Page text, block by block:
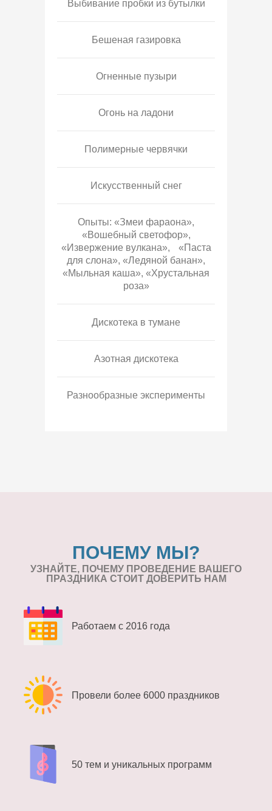
Выбивание пробки из бутылки
Бешеная газировка
Огненные пузыри
Огонь на ладони
Полимерные червячки
Искусственный снег
Опыты: «Змеи фараона»,
«Вошебный светофор»,
«Извержение вулкана», «Паста
для слона», «Ледяной банан»,
«Мыльная каша», «Хрустальная
роза»
Дискотека в тумане
Азотная дискотека
Разнообразные эксперименты
ПОЧЕМУ МЫ?
УЗНАЙТЕ, ПОЧЕМУ ПРОВЕДЕНИЕ ВАШЕГО
ПРАЗДНИКА СТОИТ ДОВЕРИТЬ НАМ
Работаем с 2016 года
Провели более 6000 праздников
50 тем и уникальных программ